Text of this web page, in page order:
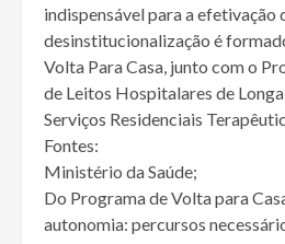
indispensável para a efetivação
desinstitucionalização é
Volta Para Casa, junto com o
de Leitos Hospitalares de
Serviços Residenciais
Fontes:
Ministério da Saúde;
Do Programa de Volta para
autonomia: percursos